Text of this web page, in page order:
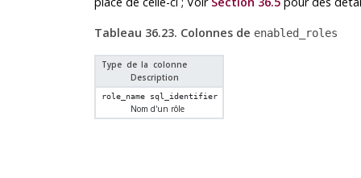
Tableau 36.23. Colonnes de enabled_roles
Type de la colonne
Description
role_name sql_identifier
Nom d'un rôle